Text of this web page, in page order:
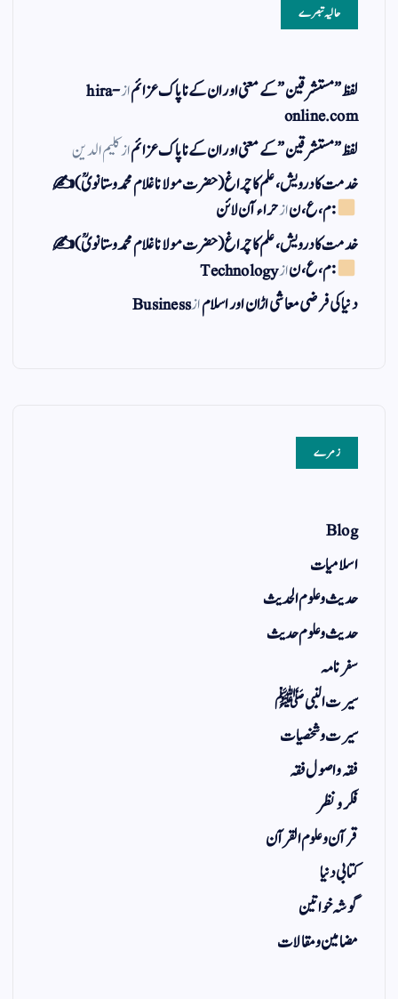
حالیہ تبصرے
لفظ ” مستشرقین ” کے معنی اور ان کے نا پاک عزائمازhira-
online.com
لفظ ” مستشرقین ” کے معنی اور ان کے نا پاک عزائمازکلیم الدین
خدمت کا درویش، علم کا چراغ(حضرت مولانا غلام محمد وستانویؒ)✍
: م ، ع ، نازحراء آن لائن
خدمت کا درویش، علم کا چراغ(حضرت مولانا غلام محمد وستانویؒ)✍
: م ، ع ، نازTechnology
دنیا کی فرضی معاشی اڑان اور اسلامازBusiness
زمرے
Blog
اسلامیات
حدیث و علوم الحدیث
حدیث و علوم حدیث
سفر نامہ
سیرت النبی ﷺ
سیرت و شخصیات
فقہ و اصول فقہ
فکر و نظر
قرآن و علوم القرآن
کتابی دنیا
گوشہ خواتین
مضامین و مقالات